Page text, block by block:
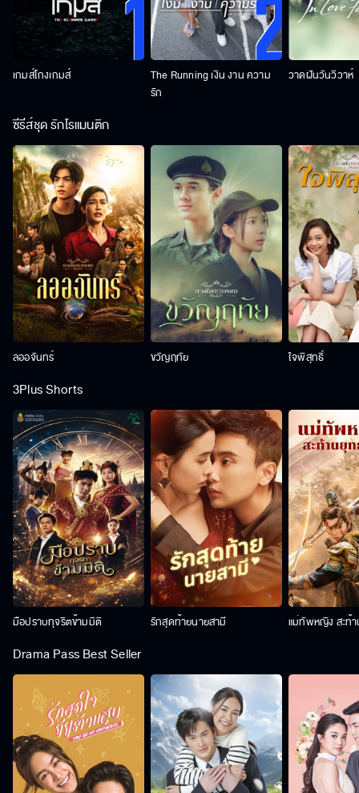
เกมส์โกงเกมส์
The Running เงิน งาน ความ
รัก
วาดฝันวันวิวาห์
ซีรีส์ชุด รักโรแมนติก
ลออจันทร์ ขวัญฤทัย ใจพิสุทธิ์
3Plus Shorts
มือปราบทุจริตข้ามมิติ รักสุดท้ายนายสามี แม่ทัพหญิง สะท้
Drama Pass Best Seller